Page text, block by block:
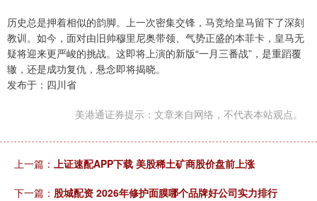
历史总是押着相似的韵脚。上一次密集交锋，马竞给皇马留下了深刻
教训。如今，面对由旧帅穆里尼奥带领、气势正盛的本菲卡，皇马无
疑将迎来更严峻的挑战。这即将上演的新版“一月三番战”，是重蹈覆
辙，还是成功复仇，悬念即将揭晓。
发布于：四川省
美港通证券提示：文章来自网络，不代表本站观点。
上一篇： 上证速配APP下载 美股稀土矿商股价盘前上涨
下一篇： 股城配资 2026年修护面膜哪个品牌好公司实力排行